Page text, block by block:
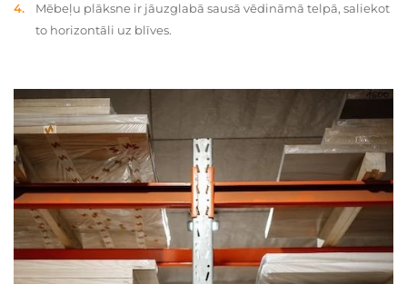
Mēbeļu plāksne ir jāuzglabā sausā vēdināmā telpā, saliekot
to horizontāli uz blīves.